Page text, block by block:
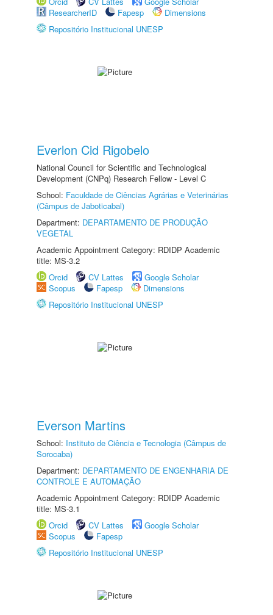
ResearcherID
Fapesp
Dimensions
Repositório Institucional UNESP
Everlon Cid Rigobelo
National Council for Scientific and Technological
Development (CNPq) Research Fellow - Level C
School: Faculdade de Ciências Agrárias e Veterinárias
(Câmpus de Jaboticabal)
Department: DEPARTAMENTO DE PRODUÇÃO
VEGETAL
Academic Appointment Category: RDIDP Academic
title: MS-3.2
Orcid
CV Lattes
Google Scholar
Scopus
Fapesp
Dimensions
Repositório Institucional UNESP
Everson Martins
School: Instituto de Ciência e Tecnologia (Câmpus de
Sorocaba)
Department: DEPARTAMENTO DE ENGENHARIA DE
CONTROLE E AUTOMAÇÃO
Academic Appointment Category: RDIDP Academic
title: MS-3.1
Orcid
CV Lattes
Google Scholar
Scopus
Fapesp
Repositório Institucional UNESP